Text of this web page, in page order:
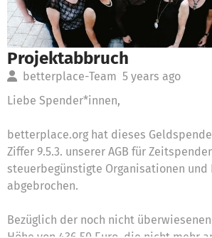
Projektabbruch
betterplace-Team 5 years ago
Liebe Spender*innen,
betterplace.org hat dieses
Ziffer 9.5.3. unserer AGB für
steuerbegünstigte Organisationen und
abgebrochen.
Bezüglich der noch nicht